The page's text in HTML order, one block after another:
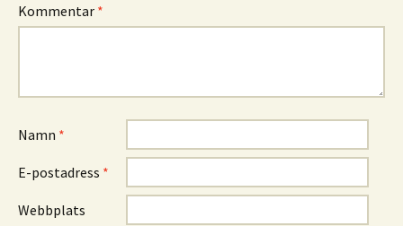
Kommentar *
Namn *
E-postadress *
Webbplats